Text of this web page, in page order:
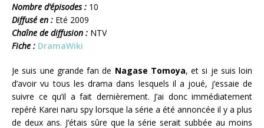
Nombre d’épisodes : 10
Diffusé en : Eté 2009
Chaîne de diffusion : NTV
Fiche : DramaWiki
Je suis une grande fan de Nagase Tomoya, et si je suis loin
d’avoir vu tous les drama dans lesquels il a joué, j’essaie de
suivre ce qu’il a fait dernièrement. J’ai donc immédiatement
repéré Karei naru spy lorsque la série a été annoncée il y a plus
de deux ans. J’étais sûre que la série serait subbée au moins